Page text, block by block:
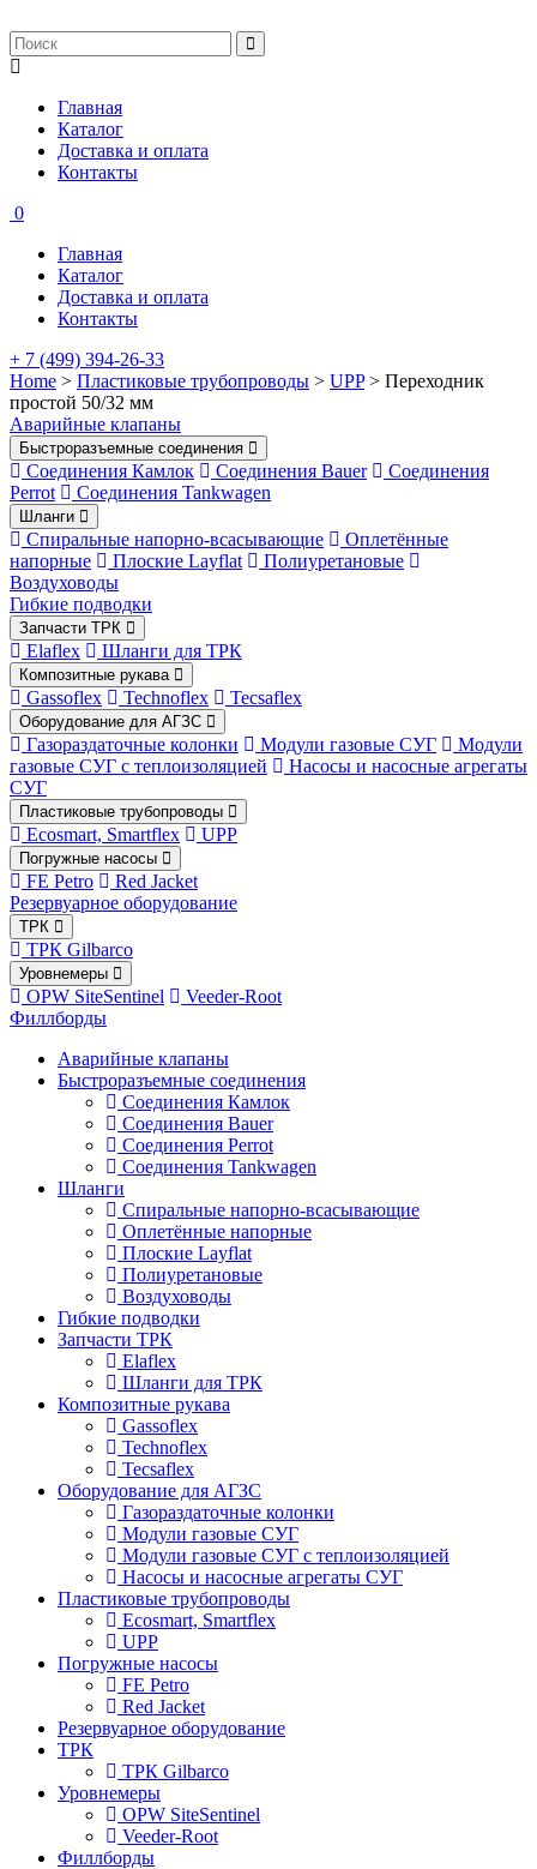
Главная
Каталог
Доставка и оплата
Контакты
0
Главная
Каталог
Доставка и оплата
Контакты
+ 7 (499) 394-26-33
Home > Пластиковые трубопроводы > UPP> Переходник
простой 50/32 мм
Аварийные клапаны
Быстроразъемные соединения
Соединения Камлок Соединения Bauer
Соединения
Perrot
Соединения Tankwagen
Шланги
Спиральные напорно-всасывающие
Оплетённые
напорные
Плоские Layflat
Полиуретановые
Воздуховоды
Гибкие подводки
Запчасти ТРК
Elaflex Шланги для ТРК
Композитные рукава
Gassoflex Technoflex Tecsaflex
Оборудование для АГЗС
Газораздаточные колонки Модули газовые СУГ
Модули
газовые СУГ с теплоизоляцией
Насосы и насосные агрегаты
СУГ
Пластиковые трубопроводы
Ecosmart, Smartflex UPP
Погружные насосы
FE Petro
Red Jacket
Резервуарное оборудование
ТРК
ТРК Gilbarco
Уровнемеры
OPW SiteSentinel
Veeder-Root
Филлборды
Аварийные клапаны
Быстроразъемные соединения
Соединения Камлок
Соединения Bauer
Соединения Perrot
Соединения Tankwagen
Шланги
Спиральные напорно-всасывающие
Оплетённые напорные
Плоские Layflat
Полиуретановые
Воздуховоды
Гибкие подводки
Запчасти ТРК
Elaflex
Шланги для ТРК
Композитные рукава
Gassoflex
Technoflex
Tecsaflex
Оборудование для АГЗС
Газораздаточные колонки
Модули газовые СУГ
Модули газовые СУГ с теплоизоляцией
Насосы и насосные агрегаты СУГ
Пластиковые трубопроводы
Ecosmart, Smartflex
UPP
Погружные насосы
FE Petro
Red Jacket
Резервуарное оборудование
ТРК
ТРК Gilbarco
Уровнемеры
OPW SiteSentinel
Veeder-Root
Филлборды